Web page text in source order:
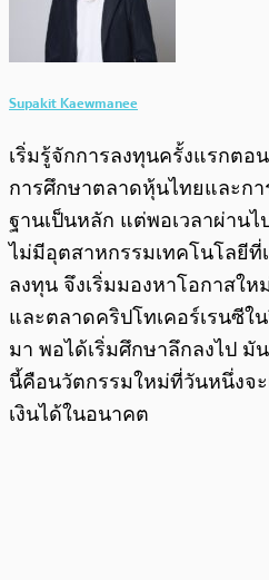
Supakit Kaewmanee
เริ่มรู้จักการลงทุนครั้งแรกตอ
การศึกษาตลาดหุ้นไทยและก
ฐานเป็นหลัก แต่พอเวลาผ่าน
ไม่มีอุตสาหกรรมเทคโนโลยีที่
ลงทุน จึงเริ่มมองหาโอกาสให
และตลาดคริปโทเคอร์เรนซีใ
มา พอได้เริ่มศึกษาลึกลงไป มั
นี้คือนวัตกรรมใหม่ที่วันหนึ่งจ
เงินได้ในอนาคต